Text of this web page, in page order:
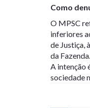
Como
O MPSC
inferiores
de Justiça,
da Fazenda.
A intenção
sociedade